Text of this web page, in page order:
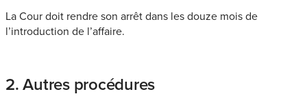
La Cour doit rendre son arrêt dans les douze mois de
l’introduction de l’affaire.
2. Autres procédures